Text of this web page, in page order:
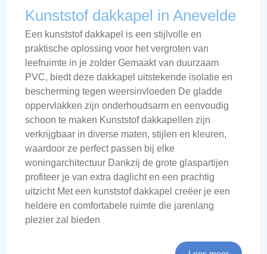
Kunststof dakkapel in Anevelde
Een kunststof dakkapel is een stijlvolle en
praktische oplossing voor het vergroten van
leefruimte in je zolder Gemaakt van duurzaam
PVC, biedt deze dakkapel uitstekende isolatie en
bescherming tegen weersinvloeden De gladde
oppervlakken zijn onderhoudsarm en eenvoudig
schoon te maken Kunststof dakkapellen zijn
verkrijgbaar in diverse maten, stijlen en kleuren,
waardoor ze perfect passen bij elke
woningarchitectuur Dankzij de grote glaspartijen
profiteer je van extra daglicht en een prachtig
uitzicht Met een kunststof dakkapel creëer je een
heldere en comfortabele ruimte die jarenlang
plezier zal bieden